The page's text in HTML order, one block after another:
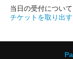
当日の受付につい
チケットを取り出す